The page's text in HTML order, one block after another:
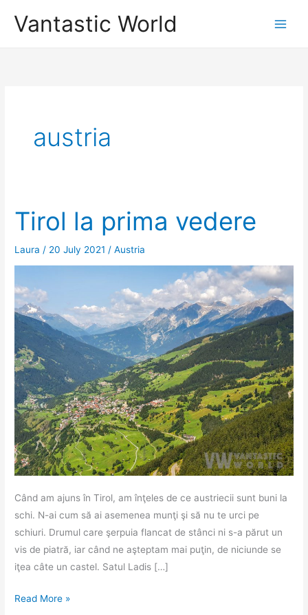
Vantastic World
austria
Tirol la prima vedere
Laura / 20 July 2021 /Austria
Când am ajuns în Tirol, am înţeles de ce austriecii sunt buni la
schi. N-ai cum să ai asemenea munţi şi să nu te urci pe
schiuri. Drumul care şerpuia flancat de stânci ni s-a părut un
vis de piatră, iar când ne aşteptam mai puţin, de niciunde se
iţea câte un castel. Satul Ladis […]
Tirol
Read More »